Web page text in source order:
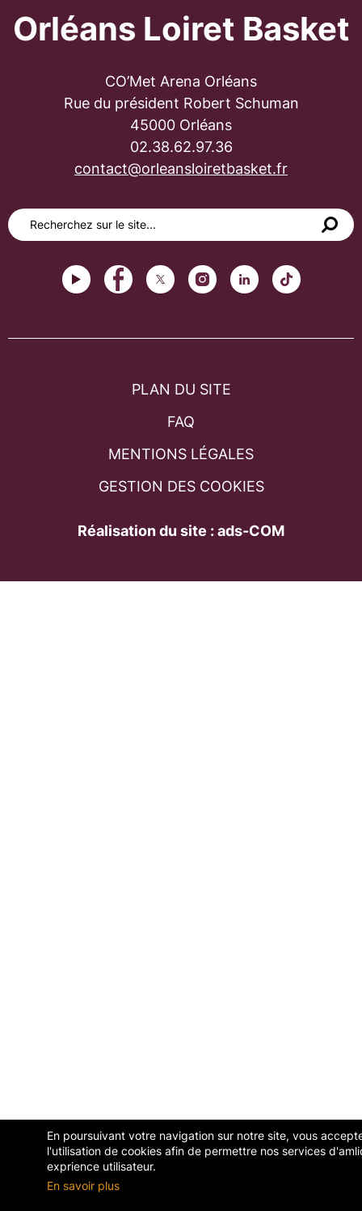
En poursuivant votre navigation sur notre site, vous
l'utilisation de cookies afin de permettre nos services
exprience utilisateur.
En savoir plus
Orléans Loiret Basket
CO’Met Arena Orléans
Rue du président Robert Schuman
45000 Orléans
02.38.62.97.36
contact@orleansloiretbasket.fr
PLAN DU SITE
FAQ
MENTIONS LÉGALES
GESTION DES COOKIES
Réalisation du site : ads-COM